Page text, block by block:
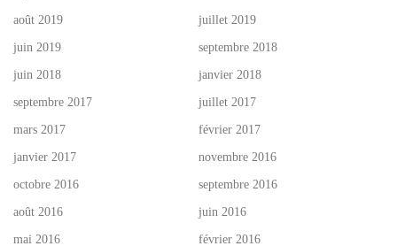
août 2019 juillet 2019
juin 2019 septembre 2018
juin 2018 janvier 2018
septembre 2017 juillet 2017
mars 2017 février 2017
janvier 2017 novembre 2016
octobre 2016 septembre 2016
août 2016 juin 2016
mai 2016 février 2016